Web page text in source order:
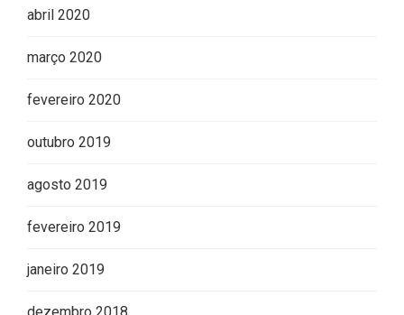
abril 2020
março 2020
fevereiro 2020
outubro 2019
agosto 2019
fevereiro 2019
janeiro 2019
dezembro 2018
Editor Picks